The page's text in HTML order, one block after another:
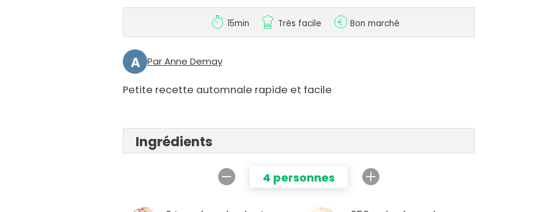
15min Très facile Bon marché
A Par Anne Demay
Petite recette automnale rapide et facile
Ingrédients
4 personnes